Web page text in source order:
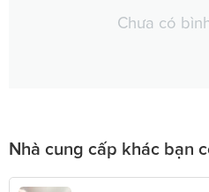
Chưa có
Nhà cung cấp khác bạn